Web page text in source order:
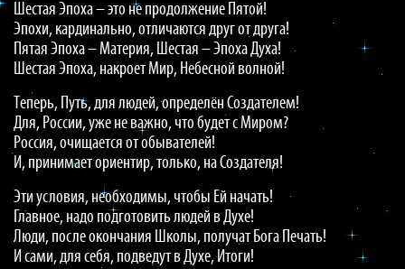
Шестая Эпоха – это не продолжение Пятой!
Эпохи, кардинально, отличаются друг от друга!
Пятая Эпоха – Материя, Шестая – Эпоха Духа!
Шестая Эпоха, накроет Мир, Небесной волной!
Теперь, Путь, для людей, определён Создателем!
Для, России, уже не важно, что будет с Миром?
Россия, очищается от обывателей!
И, принимает ориентир, только, на Создателя!
Эти условия, необходимы, чтобы Ей начать!
Главное, надо подготовить людей в Духе!
Люди, после окончания Школы, получат Бога Печать!
И сами, для себя, подведут в Духе, Итоги!